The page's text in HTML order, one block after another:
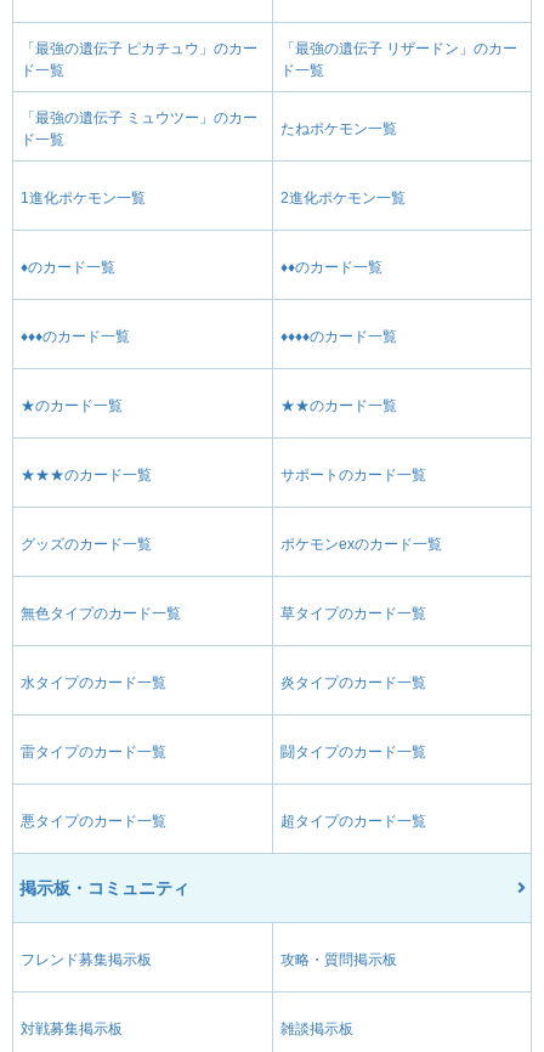
「最強の遺伝子 ピカチュウ」のカー
ド一覧
「最強の遺伝子 リザードン」のカー
ド一覧
「最強の遺伝子 ミュウツー」のカー
ド一覧
たねポケモン一覧
1進化ポケモン一覧 2進化ポケモン一覧
♦のカード一覧 ♦♦のカード一覧
♦♦♦のカード一覧 ♦♦♦♦のカード一覧
★のカード一覧 ★★のカード一覧
★★★のカード一覧 サポートのカード一覧
グッズのカード一覧 ポケモンexのカード一覧
無色タイプのカード一覧 草タイプのカード一覧
水タイプのカード一覧 炎タイプのカード一覧
雷タイプのカード一覧 闘タイプのカード一覧
悪タイプのカード一覧 超タイプのカード一覧
掲示板・コミュニティ
フレンド募集掲示板 攻略・質問掲示板
対戦募集掲示板 雑談掲示板